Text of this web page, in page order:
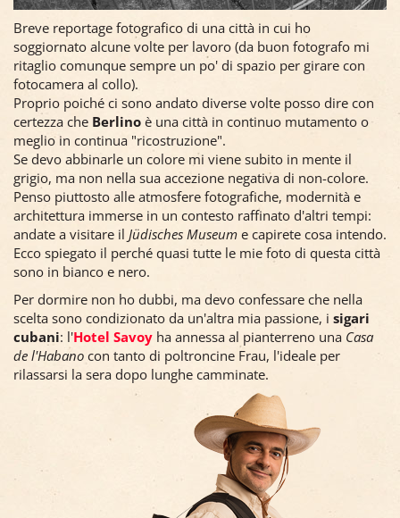
Breve reportage fotografico di una città in cui ho
soggiornato alcune volte per lavoro (da buon fotografo mi
ritaglio comunque sempre un po' di spazio per girare con
fotocamera al collo).
Proprio poiché ci sono andato diverse volte posso dire con
certezza che Berlino è una città in continuo mutamento o
meglio in continua "ricostruzione".
Se devo abbinarle un colore mi viene subito in mente il
grigio, ma non nella sua accezione negativa di non-colore.
Penso piuttosto alle atmosfere fotografiche, modernità e
architettura immerse in un contesto raffinato d'altri tempi:
andate a visitare il Jüdisches Museum e capirete cosa intendo.
Ecco spiegato il perché quasi tutte le mie foto di questa città
sono in bianco e nero.
Per dormire non ho dubbi, ma devo confessare che nella
scelta sono condizionato da un'altra mia passione, i sigari
cubani: l'Hotel Savoy ha annessa al pianterreno una Casa
de l'Habano con tanto di poltroncine Frau, l'ideale per
rilassarsi la sera dopo lunghe camminate.